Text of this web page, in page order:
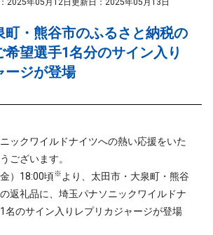
2025年05月12日 更新日：2025年05月13日
町・熊谷市のふるさと納税の
望選手1名分のサイン入り
ージが登場
ックワイルドナイツへの熱い応援をいた
ございます。
）18:00頃※ より、太田市・大泉町・熊谷
返礼品に、埼玉パナソニックワイルドナ
名のサイン入りレプリカジャージが登場